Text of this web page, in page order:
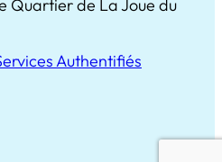
Quartier de La Joue du
Authentifiés